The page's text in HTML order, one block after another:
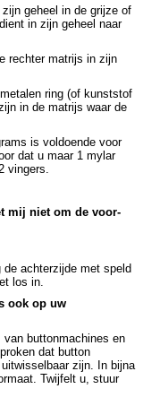
geheel in de grijze of
in zijn geheel naar
rechter matrijs in zijn
ring (of kunststof
in de matrijs waar de
is voldoende voor
u maar 1 mylar
vingers.
mij niet om de voor-
achterzijde met speld
los in.
ook op uw
van buttonmachines en
dat button
zijn. In bijna
Twijfelt u, stuur